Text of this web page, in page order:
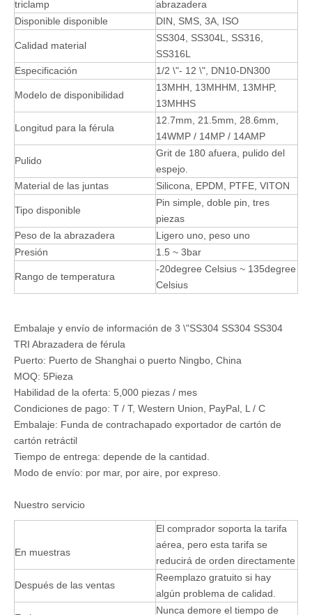
triclamp
abrazadera
Disponible disponible
DIN, SMS, 3A, ISO
Calidad material
SS304, SS304L, SS316,
SS316L
Especificación
1/2 \"- 12 \", DN10-DN300
Modelo de disponibilidad
13MHH, 13MHHM, 13MHP,
13MHHS
Longitud para la férula
12.7mm, 21.5mm, 28.6mm,
14WMP / 14MP / 14AMP
Pulido
Grit de 180 afuera, pulido del
espejo.
Material de las juntas
Silicona, EPDM, PTFE, VITON
Tipo disponible
Pin simple, doble pin, tres
piezas
Peso de la abrazadera
Ligero uno, peso uno
Presión
1.5 ~ 3bar
Rango de temperatura
-20degree Celsius ~ 135degree
Celsius
Embalaje y envío de información de 3 \"SS304 SS304 SS304
TRI Abrazadera de férula
Puerto: Puerto de Shanghai o puerto Ningbo, China
MOQ: 5Pieza
Habilidad de la oferta: 5,000 piezas / mes
Condiciones de pago: T / T, Western Union, PayPal, L / C
Embalaje: Funda de contrachapado exportador de cartón de
cartón retráctil
Tiempo de entrega: depende de la cantidad.
Modo de envío: por mar, por aire, por expreso.
Nuestro servicio
En muestras
El comprador soporta la tarifa
aérea, pero esta tarifa se
reducirá de orden directamente
Después de las ventas
Reemplazo gratuito si hay
algún problema de calidad.
Nunca demore el tiempo de